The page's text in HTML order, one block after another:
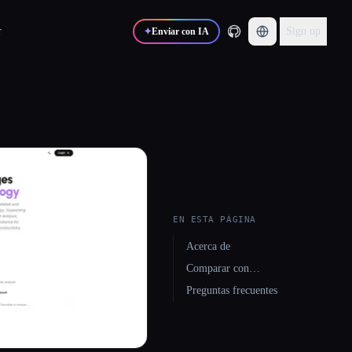
✦Enviar con IA Sign up
EN ESTA PÁGINA
Acerca de
Comparar con…
Preguntas frecuentes